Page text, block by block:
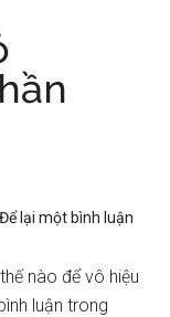
Để lại một bình luận
nào để vô hiệu
luận trong